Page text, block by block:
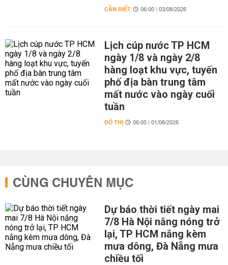
CẦN BIẾT 06:00 | 03/08/2026
Lịch cúp nước TP HCM
ngày 1/8 và ngày 2/8
hàng loạt khu vực, tuyến
phố địa bàn trung tâm
mất nước vào ngày cuối
tuần
ĐÔ THỊ 06:00 | 01/08/2026
CÙNG CHUYÊN MỤC
Dự báo thời tiết ngày mai
7/8 Hà Nội nắng nóng trở
lại, TP HCM nắng kèm
mưa dông, Đà Nẵng mưa
chiều tối